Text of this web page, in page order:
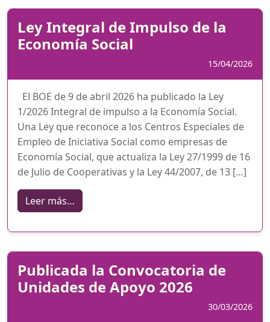
Ley Integral de Impulso de la
Economía Social
15/04/2026
El BOE de 9 de abril 2026 ha publicado la Ley
1/2026 Integral de impulso a la Economía Social.
Una Ley que reconoce a los Centros Especiales de
Empleo de Iniciativa Social como empresas de
Economía Social, que actualiza la Ley 27/1999 de 16
de Julio de Cooperativas y la Ley 44/2007, de 13 […]
Leer más…
Publicada la Convocatoria de
Unidades de Apoyo 2026
30/03/2026